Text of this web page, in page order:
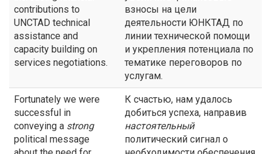
contributions to
UNCTAD technical
assistance and
capacity building on
services negotiations.
взносы на цели
деятельности ЮНКТАД по
линии технической помощи
и укрепления потенциала по
тематике переговоров по
услугам.
Fortunately we were
successful in
conveying a strong
political message
К счастью, нам удалось
добиться успеха, направив
настоятельный
политический сигнал о